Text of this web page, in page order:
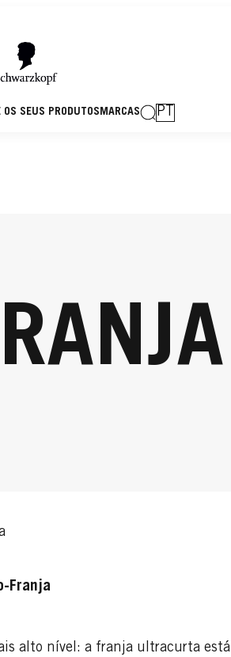
OS SEUS PRODUTOSMARCAS PT
Franja
alto nível: a franja ultracurta está